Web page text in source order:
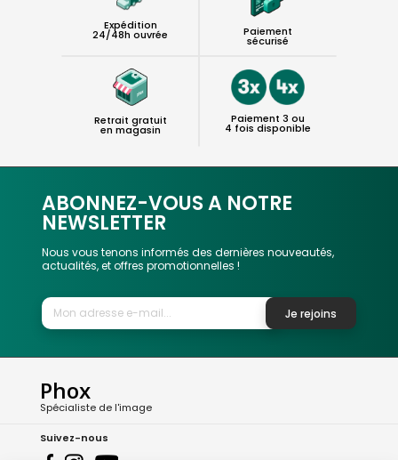
Expédition
24/48h ouvrée Paiement
sécurisé
Retrait gratuit
en magasin
Paiement 3 ou
4 fois disponible
ABONNEZ-VOUS A NOTRE
NEWSLETTER
Nous vous tenons informés des dernières nouveautés,
actualités, et offres promotionnelles !
Je rejoins
Phox
Spécialiste de l'image
Suivez-nous